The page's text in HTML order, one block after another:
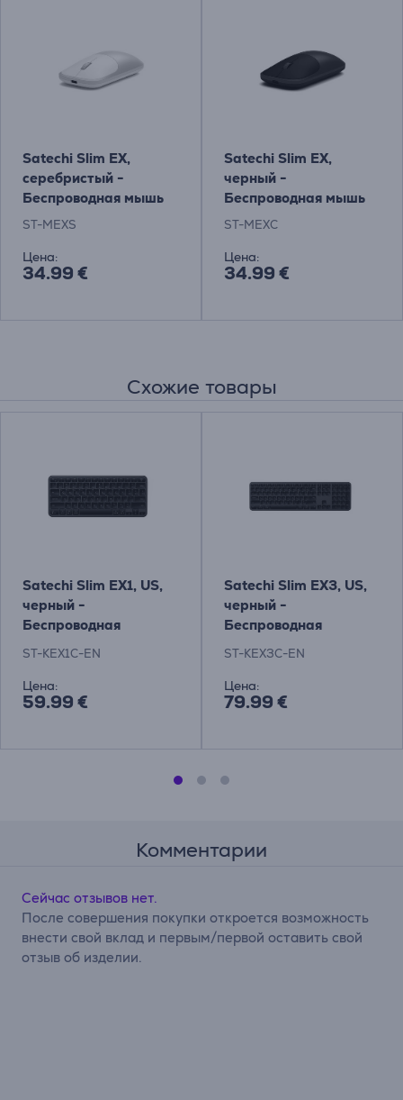
Satechi Slim EX,
серебристый -
Беспроводная мышь
ST-MEXS
Цена:
34.99 €
Satechi Slim EX,
черный -
Беспроводная мышь
ST-MEXC
Цена:
34.99 €
Схожие товары
Satechi Slim EX1, US,
черный -
Беспроводная
клавиатура
ST-KEX1C-EN
Цена:
59.99 €
Satechi Slim EX3, US,
черный -
Беспроводная
клавиатура
ST-KEX3C-EN
Цена:
79.99 €
Комментарии
Сейчас отзывов нет.
После совершения покупки откроется возможность
внести свой вклад и первым/первой оставить свой
отзыв об изделии.